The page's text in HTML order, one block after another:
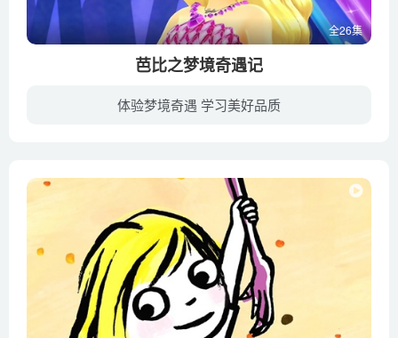
全26集
芭比之梦境奇遇记
体验梦境奇遇 学习美好品质